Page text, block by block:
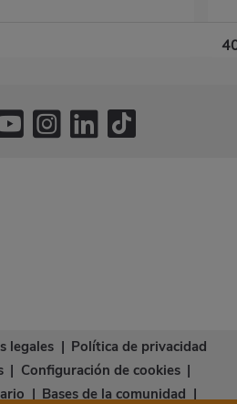
legales | Política de privacidad
| Configuración de cookies |
| Bases de la comunidad |